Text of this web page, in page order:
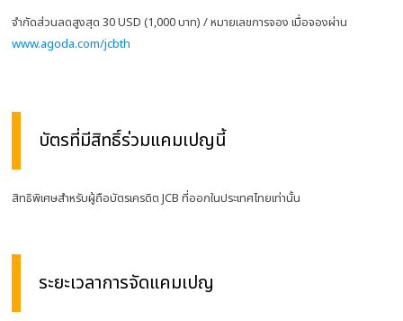
จำกัดส่วนลดสูงสุด 30 USD (1,000 บาท) /หมายเลขการจอง เมื่อจองผ่าน
www.agoda.com/jcbth
บัตรที่มีสิทธิ์ร่วมแคมเปญนี้
สิทธิพิเศษสำหรับผู้ถือบัตรเครดิต JCB ที่ออกในประเทศไทยเท่านั้น
ระยะเวลาการจัดแคมเปญ